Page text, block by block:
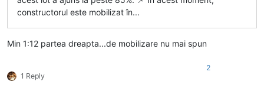
constructorul este mobilizat în...
Min 1:12 partea dreapta...de mobilizare nu mai spun
1 Reply
2